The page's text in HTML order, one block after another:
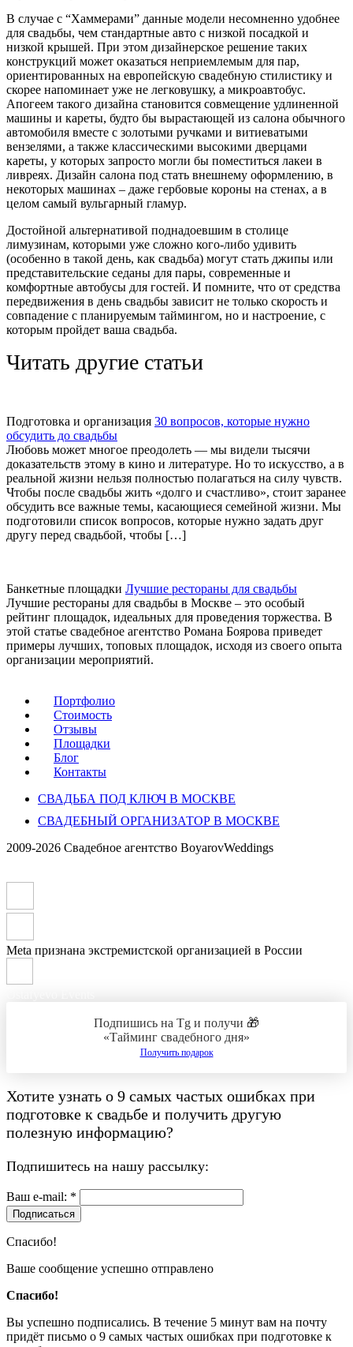
В случае с “Хаммерами” данные модели несомненно удобнее
для свадьбы, чем стандартные авто с низкой посадкой и
низкой крышей. При этом дизайнерское решение таких
конструкций может оказаться неприемлемым для пар,
ориентированных на европейскую свадебную стилистику и
скорее напоминает уже не легковушку, а микроавтобус.
Апогеем такого дизайна становится совмещение удлиненной
машины и кареты, будто бы вырастающей из салона обычного
автомобиля вместе с золотыми ручками и витиеватыми
вензелями, а также классическими высокими дверцами
кареты, у которых запросто могли бы поместиться лакеи в
ливреях. Дизайн салона под стать внешнему оформлению, в
некоторых машинах – даже гербовые короны на стенах, а в
целом самый вульгарный гламур.
Достойной альтернативой поднадоевшим в столице
лимузинам, которыми уже сложно кого-либо удивить
(особенно в такой день, как свадьба) могут стать джипы или
представительские седаны для пары, современные и
комфортные автобусы для гостей. И помните, что от средства
передвижения в день свадьбы зависит не только скорость и
совпадение с планируемым таймингом, но и настроение, с
которым пройдет ваша свадьба.
Читать другие статьи
Подготовка и организация 30 вопросов, которые нужно
обсудить до свадьбы
Любовь может многое преодолеть — мы видели тысячи
доказательств этому в кино и литературе. Но то искусство, а в
реальной жизни нельзя полностью полагаться на силу чувств.
Чтобы после свадьбы жить «долго и счастливо», стоит заранее
обсудить все важные темы, касающиеся семейной жизни. Мы
подготовили список вопросов, которые нужно задать друг
другу перед свадьбой, чтобы […]
Банкетные площадки Лучшие рестораны для свадьбы
Лучшие рестораны для свадьбы в Москве – это особый
рейтинг площадок, идеальных для проведения торжества. В
этой статье свадебное агентство Романа Боярова приведет
примеры лучших, топовых площадок, исходя из своего опыта
организации мероприятий.
Портфолио
Стоимость
Отзывы
Площадки
Блог
Контакты
СВАДЬБА ПОД КЛЮЧ В МОСКВЕ
СВАДЕБНЫЙ ОРГАНИЗАТОР В МОСКВЕ
2009-2026 Свадебное агентство BoyarovWeddings
Meta признана экстремистской организацией в России
Подпишись на Tg и получи 🎁
«Тайминг свадебного дня»
Получить подарок
Хотите узнать о 9 самых частых ошибках при
подготовке к свадьбе и получить другую
полезную информацию?
Подпишитесь на нашу рассылку:
Ваш e-mail: *
Подписаться
Спасибо!
Ваше сообщение успешно отправлено
Спасибо!
Вы успешно подписались. В течение 5 минут вам на почту
придёт письмо о 9 самых частых ошибках при подготовке к